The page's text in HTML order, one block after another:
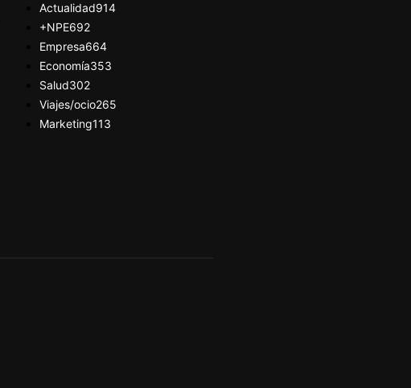
Actualidad914
+NPE692
Empresa664
Economía353
Salud302
Viajes/ocio265
Marketing113